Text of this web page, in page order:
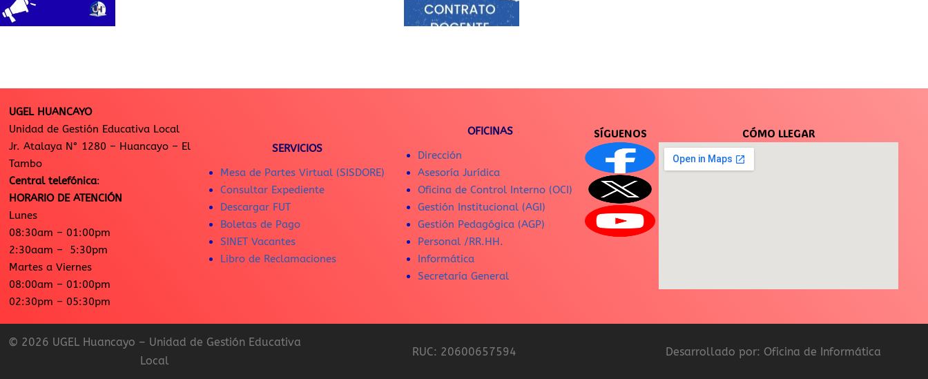
UGEL HUANCAYO
Unidad de Gestión Educativa Local
Jr. Atalaya N° 1280 – Huancayo – El
Tambo
Central telefónica:
HORARIO DE ATENCIÓN
Lunes
08:30am – 01:00pm
2:30aam – 5:30pm
Martes a Viernes
08:00am – 01:00pm
02:30pm – 05:30pm
SERVICIOS
Mesa de Partes Virtual (SISDORE)
Consultar Expediente
Descargar FUT
Boletas de Pago
SINET Vacantes
Libro de Reclamaciones
OFICINAS
Dirección
Asesoría Jurídica
Oficina de Control Interno (OCI)
Gestión Institucional (AGI)
Gestión Pedagógica (AGP)
Personal /RR.HH.
Informática
Secretaría General
SÍGUENOS CÓMO LLEGAR
© 2026 UGEL Huancayo – Unidad de Gestión Educativa
Local
RUC: 20600657594 Desarrollado por: Oficina de Informática